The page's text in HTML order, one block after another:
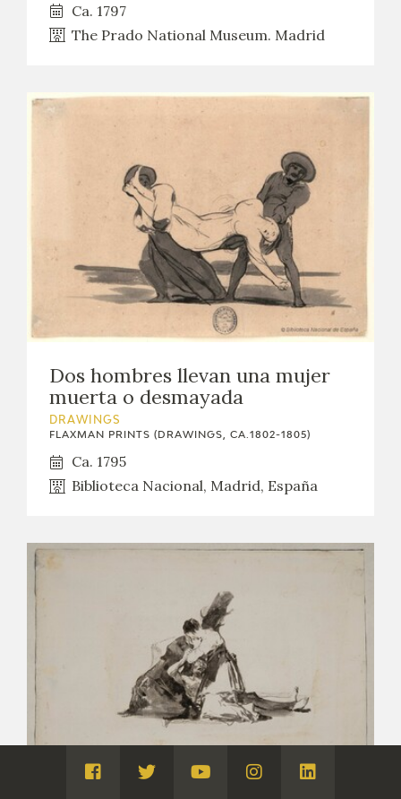
Ca. 1797
The Prado National Museum. Madrid
Dos hombres llevan una mujer
muerta o desmayada
DRAWINGS
FLAXMAN PRINTS (DRAWINGS, CA.1802-1805)
Ca. 1795
Biblioteca Nacional, Madrid, España
Visita
Visita
Visita
Visita
Visita